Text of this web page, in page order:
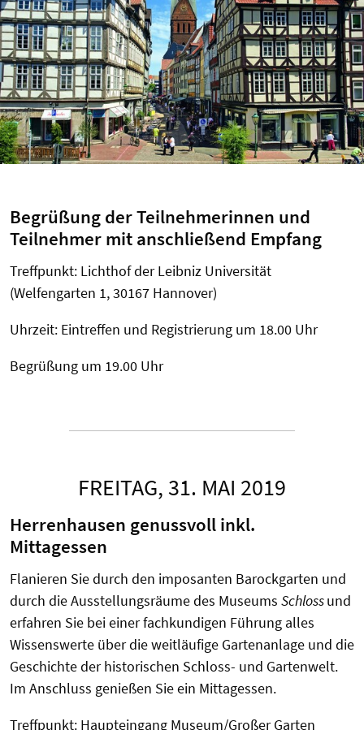
Begrüßung der Teilnehmerinnen und
Teilnehmer mit anschließend Empfang
Treffpunkt: Lichthof der Leibniz Universität
(Welfengarten 1, 30167 Hannover)
Uhrzeit: Eintreffen und Registrierung um 18.00 Uhr
Begrüßung um 19.00 Uhr
FREITAG, 31. MAI 2019
Herrenhausen genussvoll inkl.
Mittagessen
Flanieren Sie durch den imposanten Barockgarten und
durch die Ausstellungsräume des Museums Schlossund
erfahren Sie bei einer fachkundigen Führung alles
Wissenswerte über die weitläufige Gar­tenanlage und die
Geschichte der historischen Schloss- und Garten­welt.
Im Anschluss genießen Sie ein Mittagessen.
Treffpunkt: Haupteingang Museum/Großer Garten